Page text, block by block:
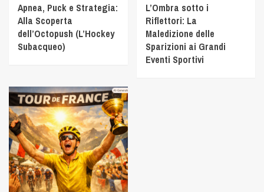
Apnea, Puck e Strategia:
Alla Scoperta
dell’Octopush (L’Hockey
Subacqueo)
L’Ombra sotto i
Riflettori: La
Maledizione delle
Sparizioni ai Grandi
Eventi Sportivi